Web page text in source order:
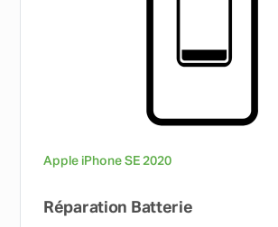
Apple iPhone SE 2020
Réparation Batterie